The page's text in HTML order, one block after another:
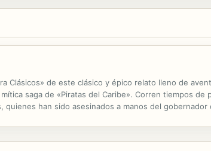
Clásicos» de este clásico y épico relato lleno de
saga de «Piratas del Caribe». Corren tiempos
han sido asesinados a manos del